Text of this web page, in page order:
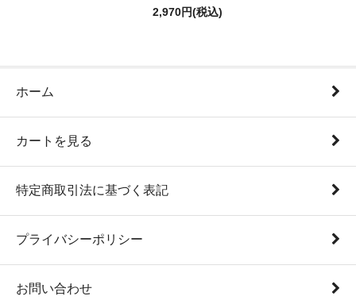
2,970円(税込)
ホーム
カートを見る
特定商取引法に基づく表記
プライバシーポリシー
お問い合わせ